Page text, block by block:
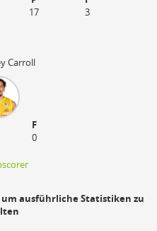
17
3
Carroll
F
0
ausführliche Statistiken zu